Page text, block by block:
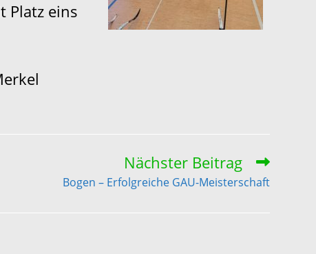
Platz eins
Nächster Beitrag
Bogen – Erfolgreiche GAU-Meisterschaft